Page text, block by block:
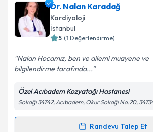
Takvim Talebini
Op. Dr. Betül Cengiziçin randevu
oluşturun. Size bu uzmandan randevu
takvim hazırlandığında e-posta ile
Kişisel verilerimin işlenmesine
Metni'ni okudum ve kişisel
kapsamda işlenmesini kabul
Dr. Nalan Karadağ
Kardiyoloji
İstanbul
5 (1 Değerlendirme)
Nalan Hocamız, ben ve ailemi muayene ve
bilgilendirme tarafında...
Özel Acıbadem Kozyatağı Hastanesi
Sokağı 34742, Acıbadem, Okur Sokağı No:20,
Randevu Talep Et